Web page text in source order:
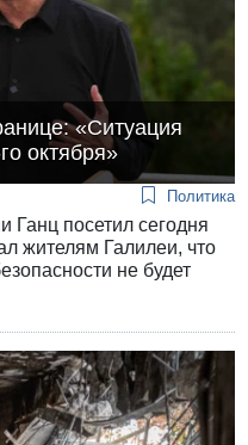
«Ситуация
октября»
Политика
Ганц посетил сегодня
жителям Галилеи, что
не будет